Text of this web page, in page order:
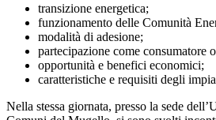
transizione energetica;
funzionamento delle Comunità
modalità di adesione;
partecipazione come consumatore
opportunità e benefici economici;
caratteristiche e requisiti degli
Nella stessa giornata, presso la sede